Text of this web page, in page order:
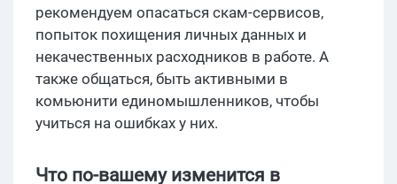
рекомендуем опасаться скам-сервисов,
попыток похищения личных данных и
некачественных расходников в работе. А
также общаться, быть активными в
комьюнити единомышленников, чтобы
учиться на ошибках у них.
Что по-вашему изменится в